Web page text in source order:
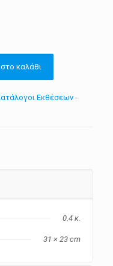
καλάθι
Εκθέσεων -
0.4 κ.
31 × 23 cm